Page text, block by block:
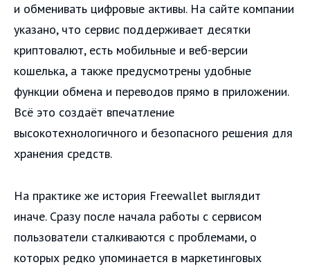
и обменивать цифровые активы. На сайте компании
указано, что сервис поддерживает десятки
криптовалют, есть мобильные и веб-версии
кошелька, а также предусмотрены удобные
функции обмена и переводов прямо в приложении.
Всё это создаёт впечатление
высокотехнологичного и безопасного решения для
хранения средств.
На практике же история Freewallet выглядит
иначе. Сразу после начала работы с сервисом
пользователи сталкиваются с проблемами, о
которых редко упоминается в маркетинговых